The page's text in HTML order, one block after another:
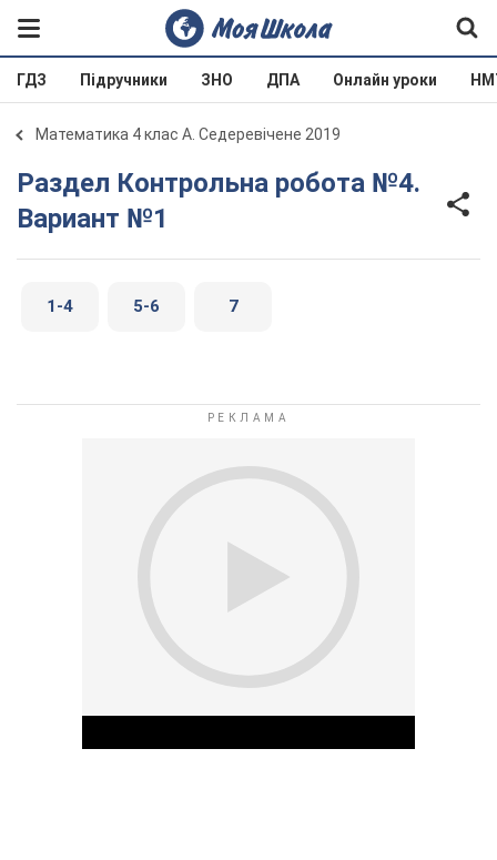
ГДЗ Підручники ЗНО ДПА Онлайн уроки
Математика 4 клас А. Седеревічене 2019
Раздел Контрольна робота №4.
Вариант №1
1-4 5-6 7